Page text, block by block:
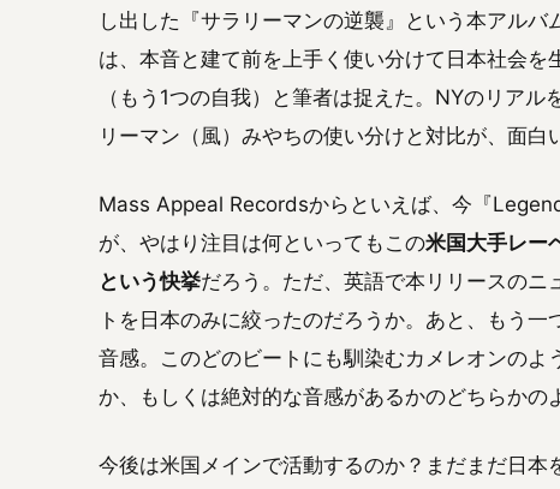
し出した『サラリーマンの逆襲』という本アル
は、本音と建て前を上手く使い分けて日本社会
（もう1つの自我）と筆者は捉えた。NYのリア
リーマン（風）みやちの使い分けと対比が、面白
Mass Appeal Recordsからといえば、今『
が、やはり注目は何といってもこの米国大手レー
という快挙だろう。ただ、英語で本リリースのニ
トを日本のみに絞ったのだろうか。あと、もう
音感。このどのビートにも馴染むカメレオンの
か、もしくは絶対的な音感があるかのどちらかの
今後は米国メインで活動するのか？まだまだ日